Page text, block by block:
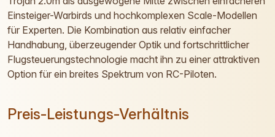
Einsteiger-Warbirds und hochkomplexen Scale-Modellen
für Experten. Die Kombination aus relativ einfacher
Handhabung, überzeugender Optik und fortschrittlicher
Flugsteuerungstechnologie macht ihn zu einer attraktiven
Option für ein breites Spektrum von RC-Piloten.
Preis-Leistungs-Verhältnis